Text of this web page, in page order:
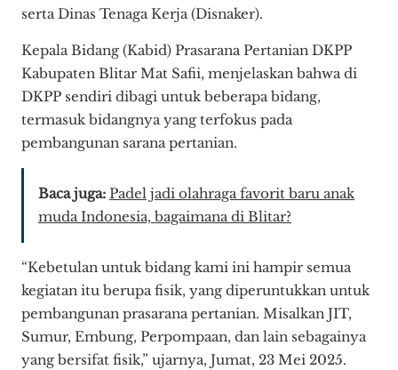
serta Dinas Tenaga Kerja (Disnaker).
Kepala Bidang (Kabid) Prasarana Pertanian DKPP
Kabupaten Blitar Mat Safii, menjelaskan bahwa di
DKPP sendiri dibagi untuk beberapa bidang,
termasuk bidangnya yang terfokus pada
pembangunan sarana pertanian.
Baca juga: Padel jadi olahraga favorit baru anak
muda Indonesia, bagaimana di Blitar?
“Kebetulan untuk bidang kami ini hampir semua
kegiatan itu berupa fisik, yang diperuntukkan untuk
pembangunan prasarana pertanian. Misalkan JIT,
Sumur, Embung, Perpompaan, dan lain sebagainya
yang bersifat fisik,” ujarnya, Jumat, 23 Mei 2025.